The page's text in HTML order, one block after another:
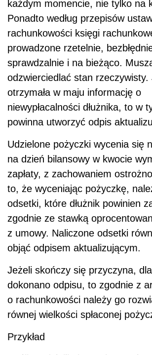
każdym momencie, nie tylko na
Ponadto według przepisów
rachunkowości księgi
prowadzone rzetelnie,
sprawdzalnie i na bieżąco.
odzwierciedlać stan rzeczywisty.
otrzymała w maju informację o
niewypłacalności dłużnika, to w
powinna utworzyć odpis
Udzielone pożyczki wycenia się
na dzień bilansowy w kwocie
zapłaty, z zachowaniem
to, że wyceniając pożyczkę,
odsetki, które dłużnik powinien
zgodnie ze stawką
z umowy. Naliczone odsetki
objąć odpisem aktualizującym.
Jeżeli skończy się przyczyna,
dokonano odpisu, to zgodnie z
o rachunkowości należy go
równej wielkości spłaconej
Przykład